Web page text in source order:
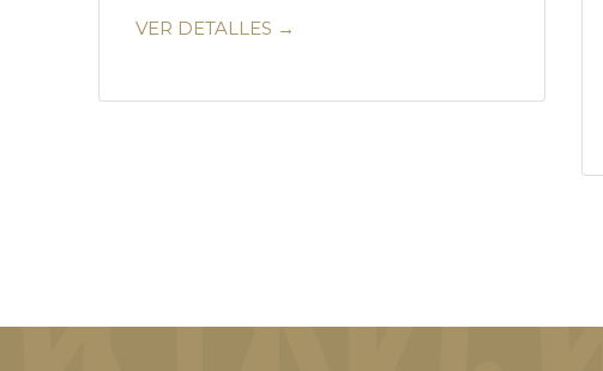
VER DETALLES →